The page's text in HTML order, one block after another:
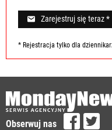
Zarejestruj się teraz *
* Rejestracja tylko dla
Obserwuj nas